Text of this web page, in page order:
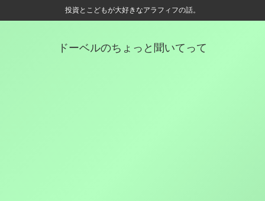
投資とこどもが大好きなアラフィフの話。
ドーベルのちょっと聞いてって